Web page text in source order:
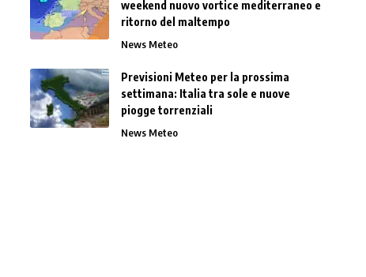
weekend nuovo vortice mediterraneo e
ritorno del maltempo
News Meteo
Previsioni Meteo per la prossima
settimana: Italia tra sole e nuove
piogge torrenziali
News Meteo